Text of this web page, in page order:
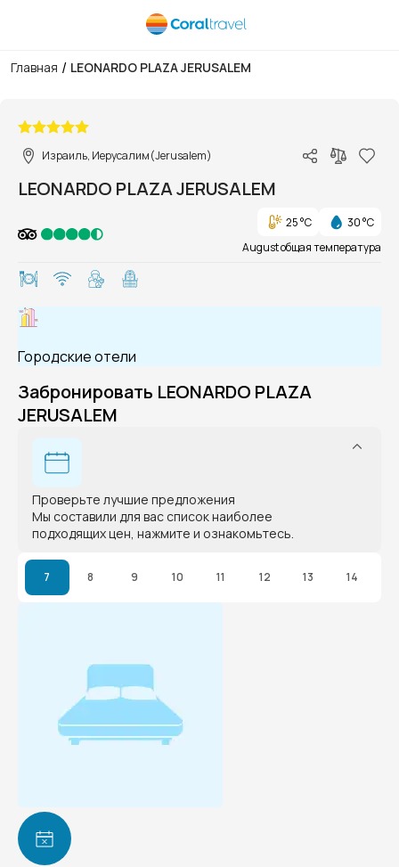
Главная / LEONARDO PLAZA JERUSALEM
Израиль, Иерусалим(Jerusalem)
LEONARDO PLAZA JERUSALEM
25 °C
30 °C
August общая температура
Городские отели
Забронировать LEONARDO PLAZA
JERUSALEM
Проверьте лучшие предложения
Мы составили для вас список наиболее
подходящих цен, нажмите и ознакомьтесь.
7 8 9 10 11 12 13 14